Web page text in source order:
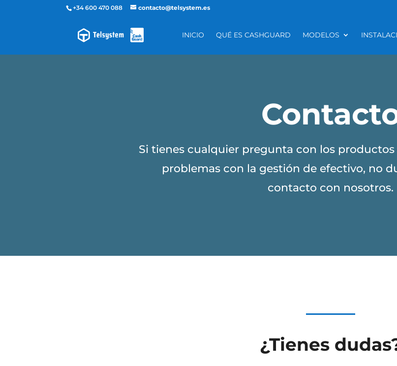
+34 600 470 088 contacto@telsystem.es
INICIO QUÉ ES CASHGUARD MODELOS
Si tienes cualquier pregunta con los productos
problemas con la gestión de efectivo, no
contacto con nosotros.
¿Tienes